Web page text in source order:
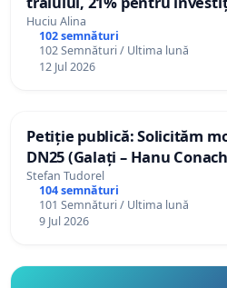
segmentul de lux. TVA mic
locuire. TVA standard
investiție și lux
Huciu Alina
102 semnături
102 Semnături / Ultima lună
12 Jul 2026
Petiție publică: Solicităm
DN25 (Galați – Hanu
traseului în afara
Stefan Tudorel
104 semnături
101 Semnături / Ultima lună
9 Jul 2026